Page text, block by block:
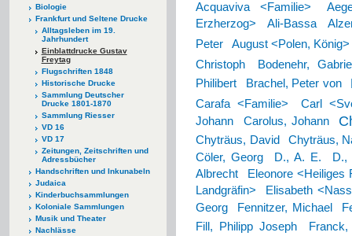
Biologie
Frankfurt und Seltene Drucke
Alltagsleben im 19.
Jahrhundert
Einblattdrucke Gustav
Freytag
Flugschriften 1848
Historische Drucke
Sammlung Deutscher
Drucke 1801-1870
Sammlung Riesser
VD 16
VD 17
Zeitungen, Zeitschriften und
Adressbücher
Handschriften und Inkunabeln
Judaica
Kinderbuchsammlungen
Koloniale Sammlungen
Musik und Theater
Nachlässe
Acquaviva <Familie>
Erzherzog>
Ali-Bassa
Peter
August <Polen, König>
Christoph
Bodenehr,
Philibert
Brachel, Peter von
Carafa <Familie>
Carl
Johann
Carolus, Johann
Chyträus, David
Chyträus,
Cöler, Georg
D., A. E.
Albrecht
Eleonore <Heiliges
Landgräfin>
Elisabeth
Georg
Fennitzer, Michael
Fill, Philipp Joseph